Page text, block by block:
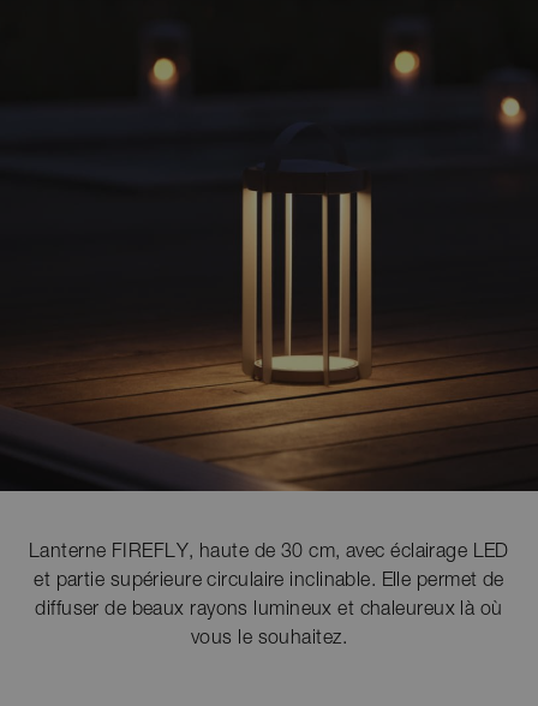
Lanterne FIREFLY, haute de 30 cm, avec éclairage LED
et partie supérieure circulaire inclinable. Elle permet de
diffuser de beaux rayons lumineux et chaleureux là où
vous le souhaitez.